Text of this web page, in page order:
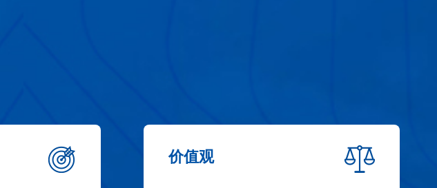
价值观